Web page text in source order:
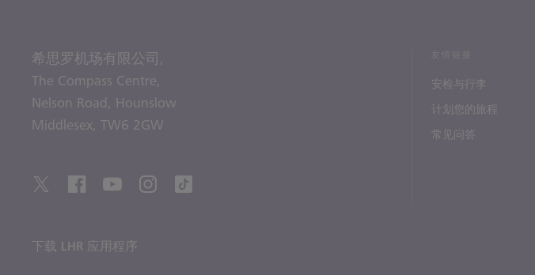
希思罗机场有限公司,
The Compass Centre,
Nelson Road, Hounslow
Middlesex, TW6 2GW
安检与行李
计划您的旅程
常见问答
下载 LHR 应用程序